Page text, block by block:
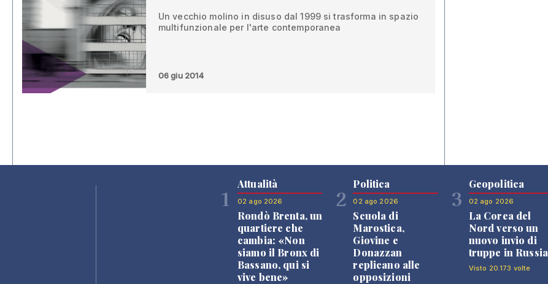
Un vecchio molino in disuso dal 1999 si trasforma in spazio
multifunzionale per l'arte contemporanea
06 giu 2014
1
Attualità
02 ago 2026
Rondò Brenta, un
quartiere che
cambia: «Non
siamo il Bronx di
Bassano, qui si
vive bene»
2
Politica
02 ago 2026
Scuola di
Marostica,
Giovine e
Donazzan
replicano alle
opposizioni
3
Geopolitica
02 ago 2026
La Corea del
Nord verso un
nuovo invio di
truppe in Russia
Visto 20.173 volte